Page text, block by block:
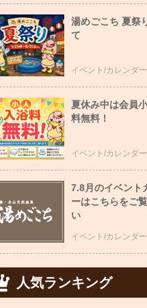
湯めごこち 夏祭
て
イベント/カレンダー
夏休み中は会員
料無料！
イベント/カレンダー
7.8月のイベント
ーはこちらをご
い
イベント/カレンダー
人気ランキング